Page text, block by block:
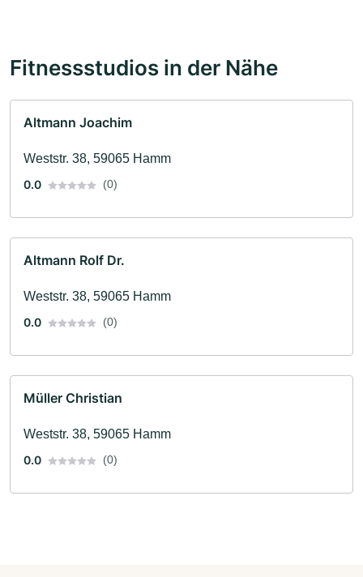
Fitnessstudios in der Nähe
Altmann Joachim
Weststr. 38, 59065 Hamm
0.0
(0)
Altmann Rolf Dr.
Weststr. 38, 59065 Hamm
0.0
(0)
Müller Christian
Weststr. 38, 59065 Hamm
0.0
(0)